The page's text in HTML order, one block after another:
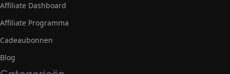
Affiliate Dashboard
Affiliate Programma
Cadeaubonnen
Blog